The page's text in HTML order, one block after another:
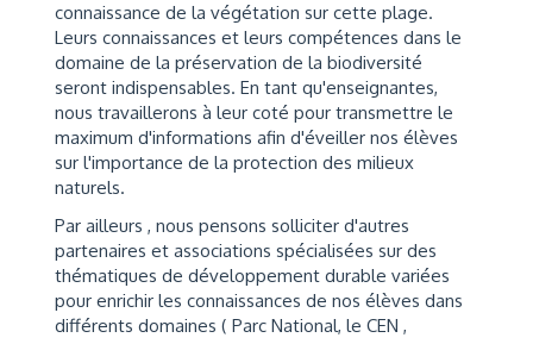
connaissance de la végétation sur cette plage.
Leurs connaissances et leurs compétences dans le
domaine de la préservation de la biodiversité
seront indispensables. En tant qu'enseignantes,
nous travaillerons à leur coté pour transmettre le
maximum d'informations afin d'éveiller nos élèves
sur l'importance de la protection des milieux
naturels.
Par ailleurs , nous pensons solliciter d'autres
partenaires et associations spécialisées sur des
thématiques de développement durable variées
pour enrichir les connaissances de nos élèves dans
différents domaines ( Parc National, le CEN ,